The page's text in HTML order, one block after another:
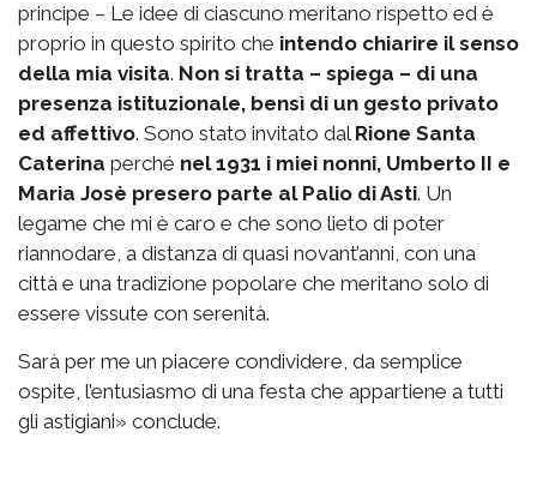
principe – Le idee di ciascuno meritano rispetto ed è
proprio in questo spirito che intendo chiarire il senso
della mia visita. Non si tratta – spiega – di una
presenza istituzionale, bensì di un gesto privato
ed affettivo. Sono stato invitato dal Rione Santa
Caterina perché nel 1931 i miei nonni, Umberto II e
Maria Josè presero parte al Palio di Asti. Un
legame che mi è caro e che sono lieto di poter
riannodare, a distanza di quasi novant’anni, con una
città e una tradizione popolare che meritano solo di
essere vissute con serenità.
Sarà per me un piacere condividere, da semplice
ospite, l’entusiasmo di una festa che appartiene a tutti
gli astigiani» conclude.